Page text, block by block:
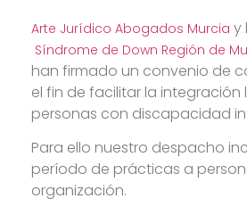
Arte Jurídico Abogados Murcia y
Síndrome de Down Región de
han firmado un convenio de
el fin de facilitar la integración
personas con discapacidad
Para ello nuestro despacho
período de prácticas a
organización.